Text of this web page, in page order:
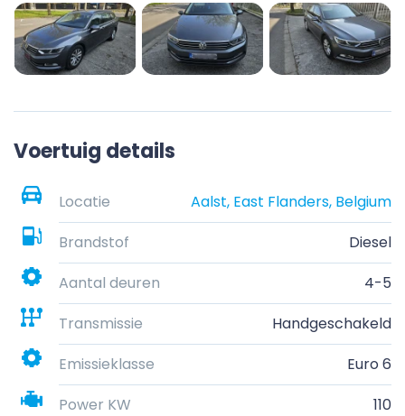
Voertuig details
Locatie
Aalst, East Flanders, Belgium
Brandstof
Diesel
Aantal deuren
4-5
Transmissie
Handgeschakeld
Emissieklasse
Euro 6
Power KW
110